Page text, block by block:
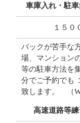
車庫入れ・駐
１５０
バックが苦手な
場、マンション
等の駐車方法を
分でご予約でも
致します。 （
高速道路等